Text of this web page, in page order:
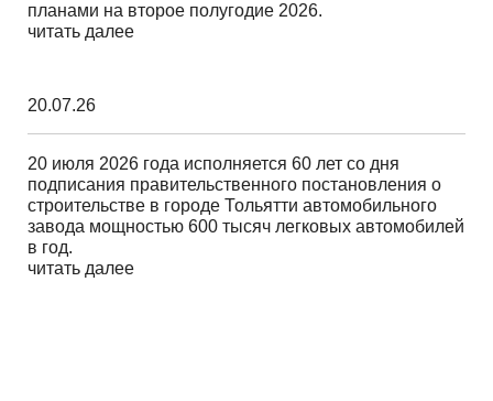
планами на второе полугодие 2026.
читать далее
20.07.26
20 июля 2026 года исполняется 60 лет со дня
подписания правительственного постановления о
строительстве в городе Тольятти автомобильного
завода мощностью 600 тысяч легковых автомобилей
в год.
читать далее